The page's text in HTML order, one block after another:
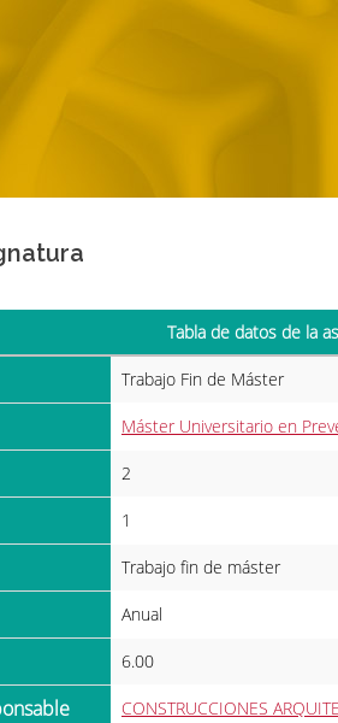
Tabla de datos de la
Trabajo Fin de Máster
Máster Universitario en
2
1
Trabajo fin de máster
Anual
6.00
CONSTRUCCIONES